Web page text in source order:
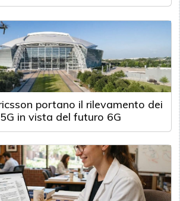
portano il rilevamento dei
in vista del futuro 6G